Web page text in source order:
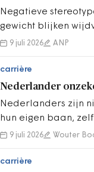
Negatieve
gewicht blijken
9 juli 2026 ANP
carrière
Nederlander
Nederlanders zijn
hun eigen baan,
andere werknemers
9 juli 2026 Wouter
carrière